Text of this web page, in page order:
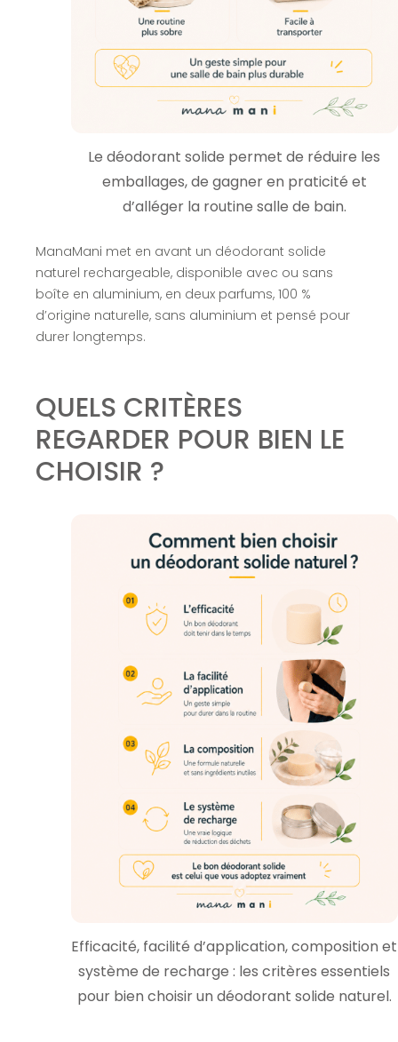
Le déodorant solide permet de réduire les
emballages, de gagner en praticité et
d’alléger la routine salle de bain.
ManaMani met en avant un déodorant solide
naturel rechargeable, disponible avec ou sans
boîte en aluminium, en deux parfums, 100 %
d’origine naturelle, sans aluminium et pensé pour
durer longtemps.
QUELS CRITÈRES
REGARDER POUR BIEN LE
CHOISIR ?
Efficacité, facilité d’application, composition et
système de recharge : les critères essentiels
pour bien choisir un déodorant solide naturel.